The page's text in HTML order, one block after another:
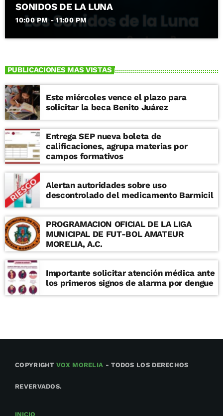
SONIDOS DE LA LUNA
10:00 PM - 11:00 PM
PUBLICACIONES MAS VISTAS
Este miércoles vence el plazo para
solicitar la beca Benito Juárez
Entrega SEP nueva boleta de
calificaciones, agrupa materias por
campos formativos
Alertan autoridades sobre uso
descontrolado del medicamento Barmicil
PROGRAMACION OFICIAL DE LA LIGA
MUNICIPAL DE FUT-BOL AMATEUR
MORELIA, A.C.
Importante solicitar atención médica ante
los primeros signos de alarma por dengue
COPYRIGHTVOX MORELIA - TODOS LOS DERECHOS
REVERVADOS.
INICIO